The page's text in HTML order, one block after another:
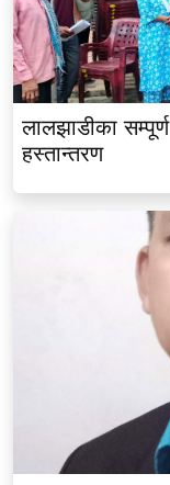
लालझाडीका
हस्तान्तरण